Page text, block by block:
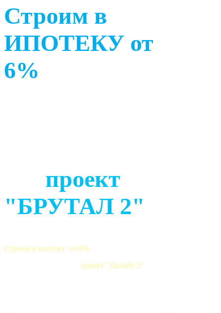
Строим в
ИПОТЕКУ от
6%
проект
"БРУТАЛ 2"
Строим в ипотеку от 6%
проект "Дилайт 2"